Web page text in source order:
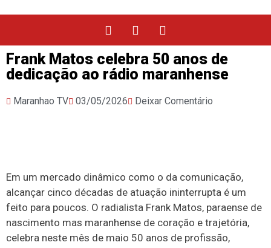
Frank Matos celebra 50 anos de
dedicação ao rádio maranhense
Maranhao TV 03/05/2026 Deixar Comentário
Em um mercado dinâmico como o da comunicação,
alcançar cinco décadas de atuação ininterrupta é um
feito para poucos. O radialista Frank Matos, paraense de
nascimento mas maranhense de coração e trajetória,
celebra neste mês de maio 50 anos de profissão,